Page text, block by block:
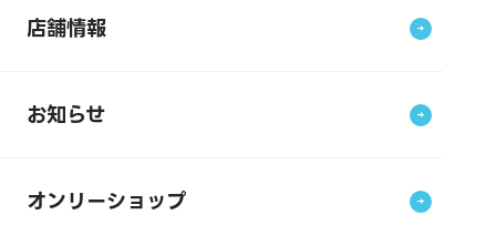
店舗情報
お知らせ
オンリーショップ